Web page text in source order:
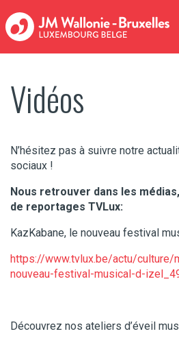
Vidéos
N’hésitez pas à suivre notre
sociaux !
Nous retrouver dans les
de reportages TVLux:
KazKabane, le nouveau festival
https://www.tvlux.be/actu/culture/
nouveau-festival-musical-d-
Découvrez nos ateliers d’éveil